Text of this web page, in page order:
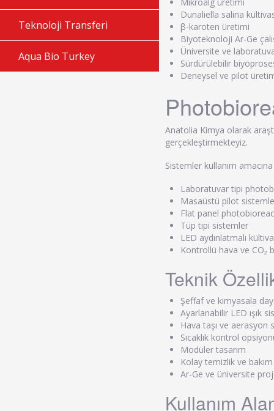
Teknoloji Transferi
Aqua Bio Turkey
Dunaliella salina
β-karoten üretimi
Biyoteknoloji Ar-Ge
Üniversite ve
Sürdürülebilir
Deneysel ve pilot
Anatolia Kimya olarak
gerçekleştirmekteyiz.
Sistemler kullanım
Laboratuvar tipi
Masaüstü pilot
Flat panel
Tüp tipi sistemler
LED aydınlatmalı
Kontrollü hava ve CO₂
Teknik
Şeffaf ve kimyasala
Ayarlanabilir LED ışık
Hava taşı ve aerasyon
Sıcaklık kontrol
Modüler tasarım
Kolay temizlik ve bakım
Ar-Ge ve üniversite
Kullanım